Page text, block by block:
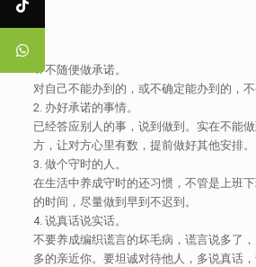
1. 不随便做承诺。
对自己不能办到的，或不确定能办到的，不
2. 办好承诺的事情。
已经答应别人的事，说到做到。实在不能
方，让对方心里有数，提前做好其他安排。
3. 做个守时的人。
在生活中养成守时的还习惯，不管是上班
的时间，尽量做到早到不迟到。
4. 说真话说实话。
不要养成编织谎言的坏毛病，谎言说多了
多的亲近你。要坦诚对待他人，多说真话，